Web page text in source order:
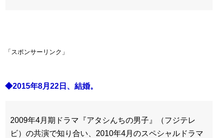
「スポンサーリンク」
◆2015年8月22日、結婚。
2009年4月期ドラマ『アタシんちの男子』（フジテレ
ビ）の共演で知り合い、2010年4月のスペシャルドラマ